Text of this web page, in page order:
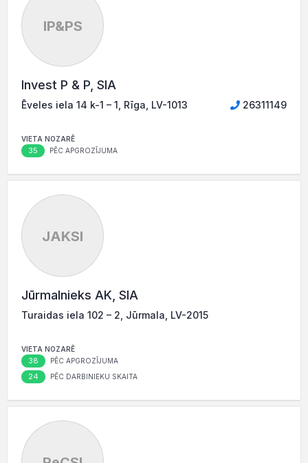
IP&PS
Invest P & P, SIA
Ēveles iela 14 k-1 – 1, Rīga, LV-1013 26311149
VIETA NOZARĒ
35 PĒC APGROZĪJUMA
JAKSI
Jūrmalnieks AK, SIA
Turaidas iela 102 – 2, Jūrmala, LV-2015
VIETA NOZARĒ
38 PĒC APGROZĪJUMA
24 PĒC DARBINIEKU SKAITA